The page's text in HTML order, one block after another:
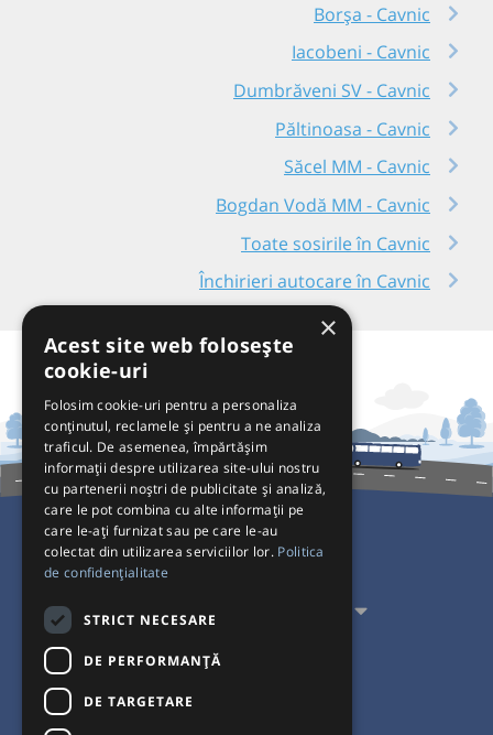
Borșa - Cavnic
Iacobeni - Cavnic
Dumbrăveni SV - Cavnic
Păltinoasa - Cavnic
Săcel MM - Cavnic
Bogdan Vodă MM - Cavnic
Toate sosirile în Cavnic
Închirieri autocare în Cavnic
Pentru Călători
Pentru Transportatori
Interacționăm
Acceptăm plăți cu
×
Acest site web folosește
cookie-uri
Folosim cookie-uri pentru a personaliza
conținutul, reclamele și pentru a ne analiza
traficul. De asemenea, împărtășim
informații despre utilizarea site-ului nostru
cu partenerii noștri de publicitate și analiză,
care le pot combina cu alte informații pe
care le-ați furnizat sau pe care le-au
colectat din utilizarea serviciilor lor. Politica
de confidențialitate
STRICT NECESARE
DE PERFORMANȚĂ
DE TARGETARE